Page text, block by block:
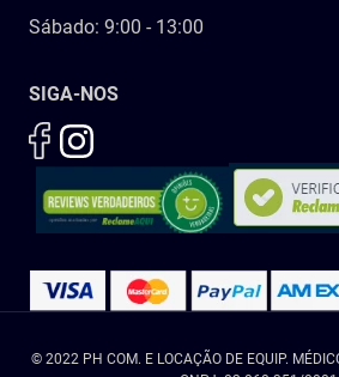
Sábado: 9:00 - 13:00
SIGA-NOS
© 2022 PH COM. E LOCAÇÃO DE EQUIP.